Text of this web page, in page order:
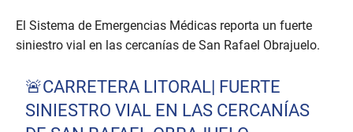
El Sistema de Emergencias Médicas reporta un fuerte
siniestro vial en las cercanías de San Rafael Obrajuelo.
🚨CARRETERA LITORAL| FUERTE
SINIESTRO VIAL EN LAS CERCANÍAS